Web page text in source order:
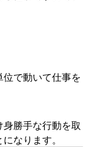
で動いて仕事を
勝手な行動を取
なります。